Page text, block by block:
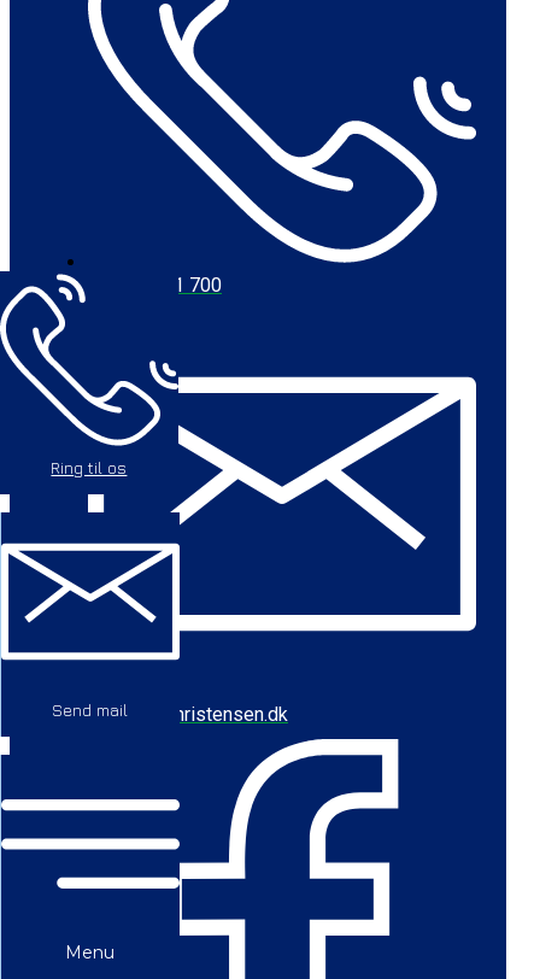
Ring til os
Send mail
Menu
+45 56 711 700
cbc@baychristensen.dk